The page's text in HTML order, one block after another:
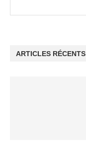
ARTICLES RÉCENTS